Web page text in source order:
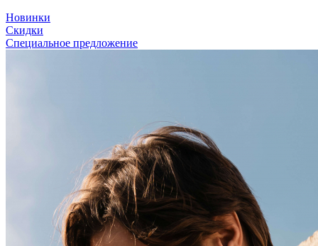
Новинки
Скидки
Специальное предложение